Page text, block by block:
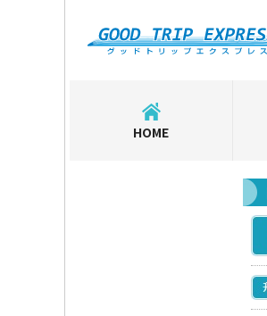
HOME